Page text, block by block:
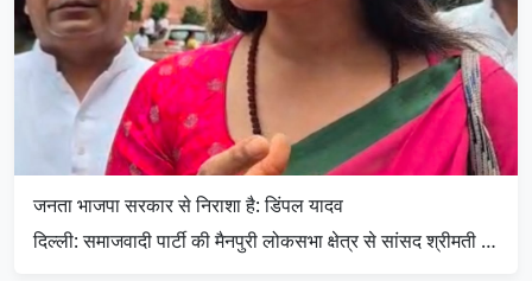
जनता भाजपा सरकार से निराशा है: डिंपल यादव
दिल्ली: समाजवादी पार्टी की मैनपुरी लोकसभा क्षेत्र से सांसद श्रीमती …